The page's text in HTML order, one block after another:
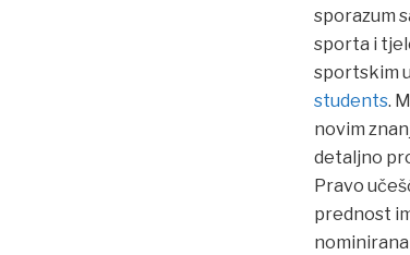
sporazum
sporta i
sportskim
students.
novim
detaljno
Pravo
prednost